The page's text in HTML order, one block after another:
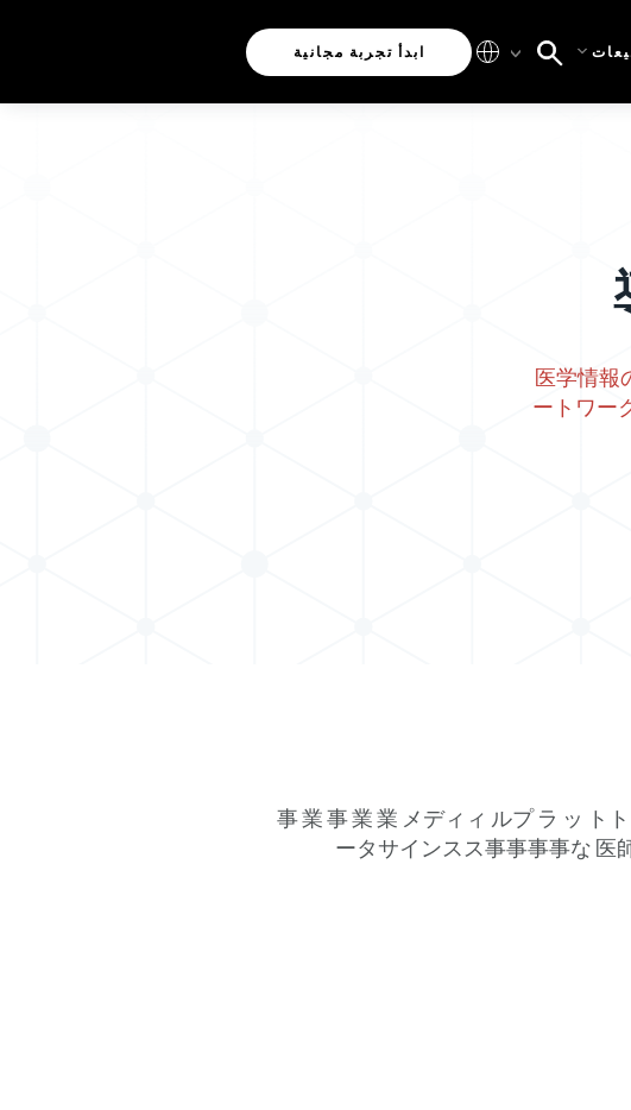
ابدأ تجربة مجانية
医学情報
ートワー
事 業 事 業 業 メディィ ルプ ラ ッ ト
ータサインスス事事事事な 医